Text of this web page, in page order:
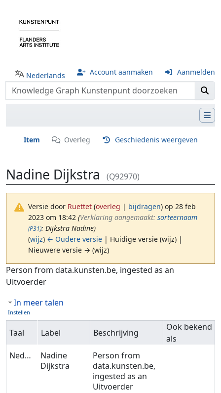
Nederlands Account aanmaken Aanmelden
Item Overleg Geschiedenis weergeven
Nadine Dijkstra (Q92970)
Versie door Ruettet (overleg | bijdragen) op 28 feb
2023 om 18:42 (‎Verklaring aangemaakt: sorteernaam
(P31): Dijkstra Nadine)
(wijz) ← Oudere versie | Huidige versie (wijz) |
Nieuwere versie → (wijz)
Ga naar:navigatie,zoeken
Person from data.kunsten.be, ingested as an
Uitvoerder
In meer talen
Instellen
Taal Label Beschrijving
Ook bekend
als
Nederlands
Nadine
Dijkstra
Person from
data.kunsten.be,
ingested as an
Uitvoerder